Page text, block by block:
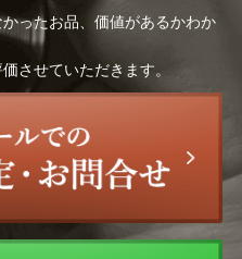
ったお品、価値があるかわか
させていただきます。